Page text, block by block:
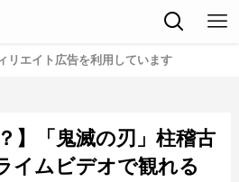
リエイト広告を利用しています
】「鬼滅の刃」柱稽古
イムビデオで観れる